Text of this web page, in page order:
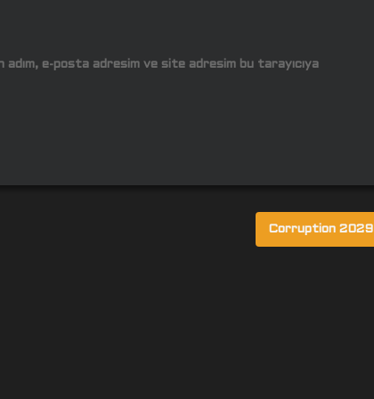
adım, e-posta adresim ve site adresim bu tarayıcıya
Corruption 2029